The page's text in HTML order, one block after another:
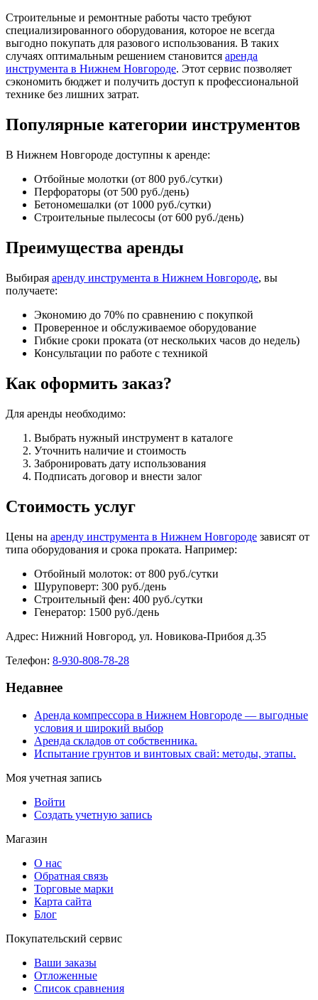
Строительные и ремонтные работы часто требуют
специализированного оборудования, которое не всегда
выгодно покупать для разового использования. В таких
случаях оптимальным решением становится аренда
инструмента в Нижнем Новгороде. Этот сервис позволяет
сэкономить бюджет и получить доступ к профессиональной
технике без лишних затрат.
Популярные категории инструментов
В Нижнем Новгороде доступны к аренде:
Отбойные молотки (от 800 руб./сутки)
Перфораторы (от 500 руб./день)
Бетономешалки (от 1000 руб./сутки)
Строительные пылесосы (от 600 руб./день)
Преимущества аренды
Выбирая аренду инструмента в Нижнем Новгороде, вы
получаете:
Экономию до 70% по сравнению с покупкой
Проверенное и обслуживаемое оборудование
Гибкие сроки проката (от нескольких часов до недель)
Консультации по работе с техникой
Как оформить заказ?
Для аренды необходимо:
Выбрать нужный инструмент в каталоге
Уточнить наличие и стоимость
Забронировать дату использования
Подписать договор и внести залог
Стоимость услуг
Цены на аренду инструмента в Нижнем Новгороде зависят от
типа оборудования и срока проката. Например:
Отбойный молоток: от 800 руб./сутки
Шуруповерт: 300 руб./день
Строительный фен: 400 руб./сутки
Генератор: 1500 руб./день
Адрес: Нижний Новгород, ул. Новикова-Прибоя д.35
Телефон: 8-930-808-78-28
Недавнее
Аренда компрессора в Нижнем Новгороде — выгодные
условия и широкий выбор
Аренда складов от собственника.
Испытание грунтов и винтовых свай: методы, этапы.
Моя учетная запись
Войти
Создать учетную запись
Магазин
О нас
Обратная связь
Торговые марки
Карта сайта
Блог
Покупательский сервис
Ваши заказы
Отложенные
Список сравнения